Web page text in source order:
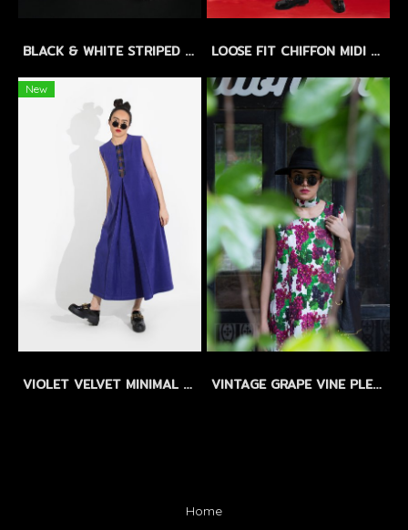
BLACK & WHITE STRIPED LINEN MAXI DRESS by WLS - แม็กซี่เดรสลินิน ลายทางขาว-ดำ LOOSE FIT CHIFFON MIDI DRESS with FLORAL EMBROIDERY - เดรสทรงหลวม ผ้าชีฟองปักลายดอกไม้ แขนบอลลูน กระโปรงระบาย 2 ชั้น
New
VIOLET VELVET MINIMAL DRESS by WLS - เดรสผ้าสักกะหลาดเนื้อสัมผัสกำมะหยี่ สีม่วง VINTAGE GRAPE VINE PLEATED DRESS by WLS LIMITED EDITION - SIZEM
Home